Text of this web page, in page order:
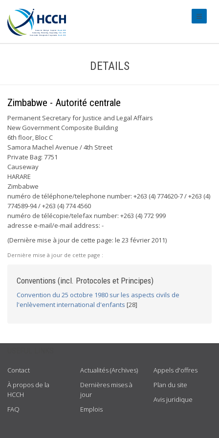
DETAILS
Zimbabwe - Autorité centrale
Permanent Secretary for Justice and Legal Affairs
New Government Composite Building
6th floor, Bloc C
Samora Machel Avenue / 4th Street
Private Bag: 7751
Causeway
HARARE
Zimbabwe
numéro de téléphone/telephone number: +263 (4) 774620-7 / +263 (4)
774589-94 / +263 (4) 774 4560
numéro de télécopie/telefax number: +263 (4) 772 999
adresse e-mail/e-mail address: -
(Dernière mise à jour de cette page: le 23 février 2011)
Dernière mise à jour de cette page :
Conventions (incl. Protocoles et Principes)
Convention du 25 octobre 1980 sur les aspects civils de
l'enlèvement international d'enfants [28]
Contact
À propos de la
HCCH
FAQ
Actualités (Archives)
Dernières mises à
jour
Emplois
Appels d'offres
Plan du site
Avis juridique